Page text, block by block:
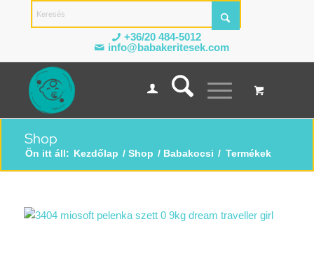
+36/20 484-5012
info@babakeritesek.com
Shop
Ön itt áll: Kezdőlap / Shop / Babakocsi / Termékek